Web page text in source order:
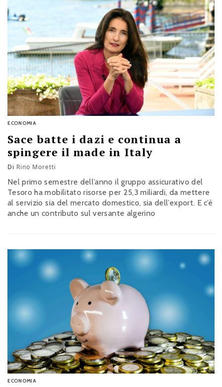
ECONOMIA
Sace batte i dazi e continua a
spingere il made in Italy
Di Rino Moretti
Nel primo semestre dell’anno il gruppo assicurativo del
Tesoro ha mobilitato risorse per 25,3 miliardi, da mettere
al servizio sia del mercato domestico, sia dell’export. E c’è
anche un contributo sul versante algerino
ECONOMIA